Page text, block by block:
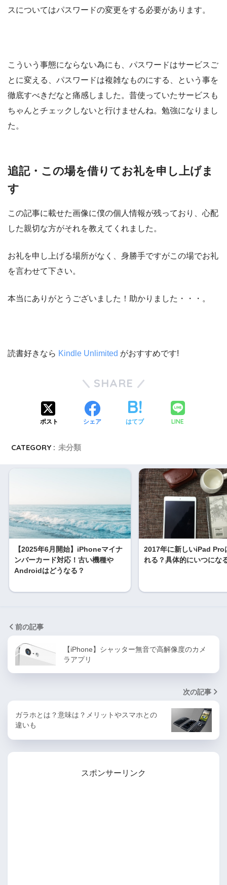
スについてはパスワードの変更をする必要があります。
こういう事態にならない為にも、パスワードはサービスご
とに変える、パスワードは複雑なものにする、という事を
徹底すべきだなと痛感しました。昔使っていたサービスも
ちゃんとチェックしないと行けませんね。勉強になりまし
た。
追記・この場を借りてお礼を申し上げま
す
この記事に載せた画像に僕の個人情報が残っており、心配
した親切な方がそれを教えてくれました。
お礼を申し上げる場所がなく、身勝手ですがこの場でお礼
を言わせて下さい。
本当にありがとうございました！助かりました・・・。
読書好きなら Kindle Unlimited がおすすめです!
SHARE
ポスト シェア はてブ LINE
CATEGORY : 未分類
【2025年6月開始】iPhoneマイナ
ンバーカード対応！古い機種や
Androidはどうなる？
2017年に新しいiPad Pro
れる？具体的にいつにな
前の記事
【iPhone】シャッター無音で高解像度のカメ
ラアプリ
次の記事
ガラホとは？意味は？メリットやスマホとの
違いも
スポンサーリンク